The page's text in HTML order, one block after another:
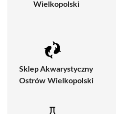
Wielkopolski
Sklep Akwarystyczny
Ostrów Wielkopolski